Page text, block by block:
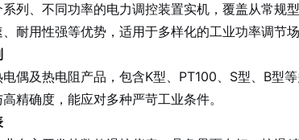
列、不同功率的电力调控装置实机，覆盖从常规
耐用性强等优势，适用于多样化的工业功率调节场
偶及热电阻产品，包含K型、PT100、S型、B型
精确度，能应对多种严苛工业条件。